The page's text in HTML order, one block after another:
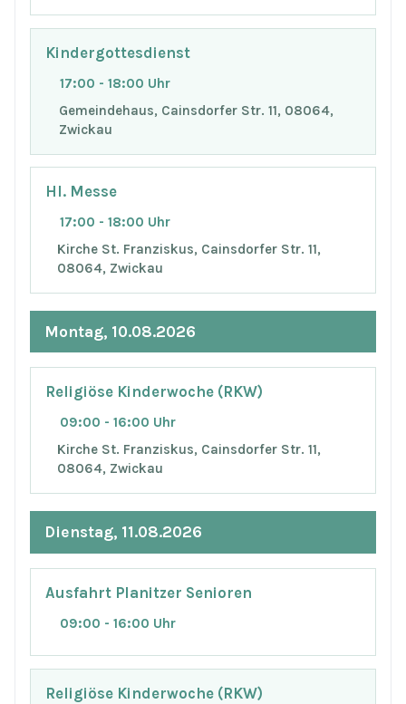
Kindergottesdienst
17:00 - 18:00 Uhr
Gemeindehaus, Cainsdorfer Str. 11, 08064,
Zwickau
Hl. Messe
17:00 - 18:00 Uhr
Kirche St. Franziskus, Cainsdorfer Str. 11,
08064, Zwickau
Montag, 10.08.2026
Religiöse Kinderwoche (RKW)
09:00 - 16:00 Uhr
Kirche St. Franziskus, Cainsdorfer Str. 11,
08064, Zwickau
Dienstag, 11.08.2026
Ausfahrt Planitzer Senioren
09:00 - 16:00 Uhr
Religiöse Kinderwoche (RKW)